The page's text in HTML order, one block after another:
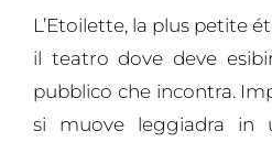
L’Etoilette, la plus petite
il teatro dove deve
pubblico che incontra.
si muove leggiadra in